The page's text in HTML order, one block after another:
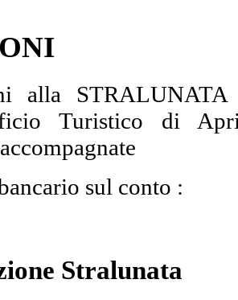
alla STRALUNATA
Turistico di
sul conto :
Stralunata